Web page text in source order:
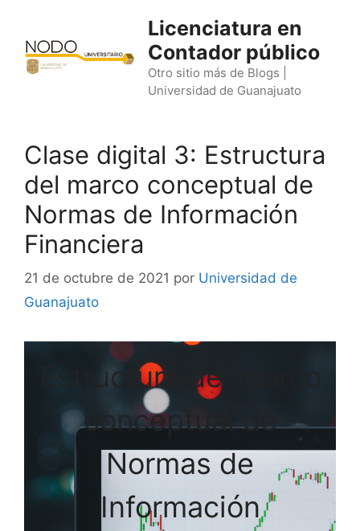
contenido
Licenciatura en
Contador público
Otro sitio más de Blogs |
Universidad de Guanajuato
Clase digital 3: Estructura
del marco conceptual de
Normas de Información
Financiera
21 de octubre de 2021 por Universidad de
Guanajuato
Estructura del marco
conceptual de
Normas de
Información